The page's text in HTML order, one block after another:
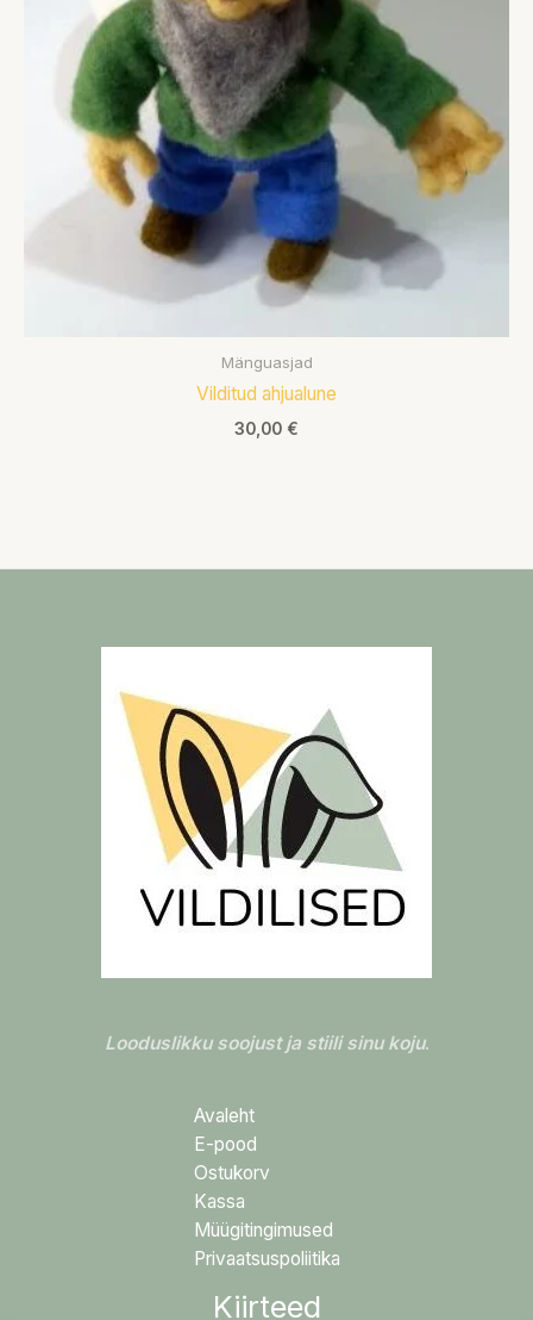
Mänguasjad
Vilditud ahjualune
30,00 €
Looduslikku soojust ja stiili sinu koju.
Avaleht
E-pood
Ostukorv
Kassa
Müügitingimused
Privaatsuspoliitika
Kiirteed